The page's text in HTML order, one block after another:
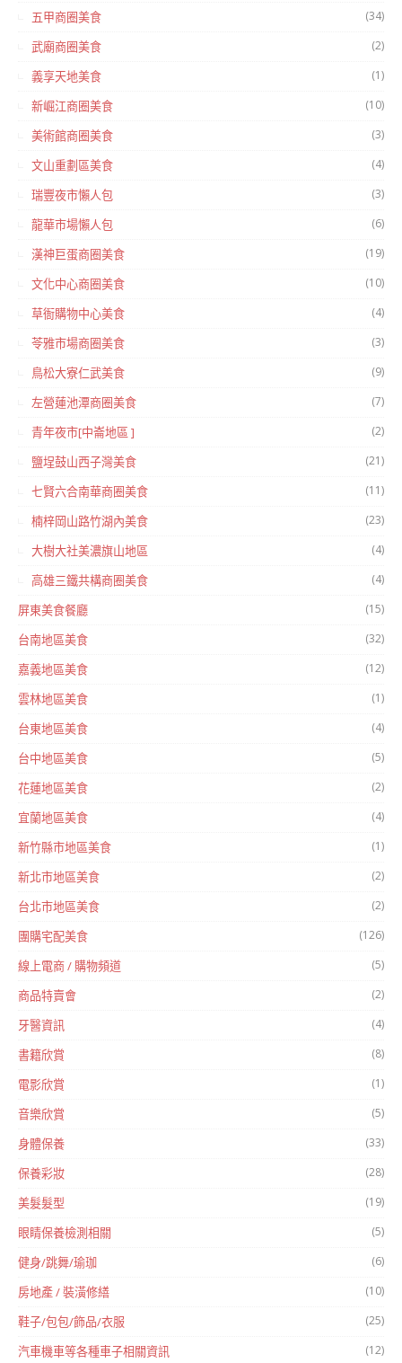
五甲商圈美食 (34)
武廟商圈美食 (2)
義享天地美食 (1)
新崛江商圈美食 (10)
美術館商圈美食 (3)
文山重劃區美食 (4)
瑞豐夜市懶人包 (3)
龍華市場懶人包 (6)
漢神巨蛋商圈美食 (19)
文化中心商圈美食 (10)
草衙購物中心美食 (4)
苓雅市場商圈美食 (3)
鳥松大寮仁武美食 (9)
左營蓮池潭商圈美食 (7)
青年夜市[中崙地區 ] (2)
鹽埕鼓山西子灣美食 (21)
七賢六合南華商圈美食 (11)
楠梓岡山路竹湖內美食 (23)
大樹大社美濃旗山地區 (4)
高雄三鐵共構商圈美食 (4)
屏東美食餐廳 (15)
台南地區美食 (32)
嘉義地區美食 (12)
雲林地區美食 (1)
台東地區美食 (4)
台中地區美食 (5)
花蓮地區美食 (2)
宜蘭地區美食 (4)
新竹縣市地區美食 (1)
新北市地區美食 (2)
台北市地區美食 (2)
團購宅配美食 (126)
線上電商 / 購物頻道 (5)
商品特賣會 (2)
牙醫資訊 (4)
書籍欣賞 (8)
電影欣賞 (1)
音樂欣賞 (5)
身體保養 (33)
保養彩妝 (28)
美髮髮型 (19)
眼睛保養檢測相關 (5)
健身/跳舞/瑜珈 (6)
房地產 / 裝潢修繕 (10)
鞋子/包包/飾品/衣服 (25)
汽車機車等各種車子相關資訊 (12)